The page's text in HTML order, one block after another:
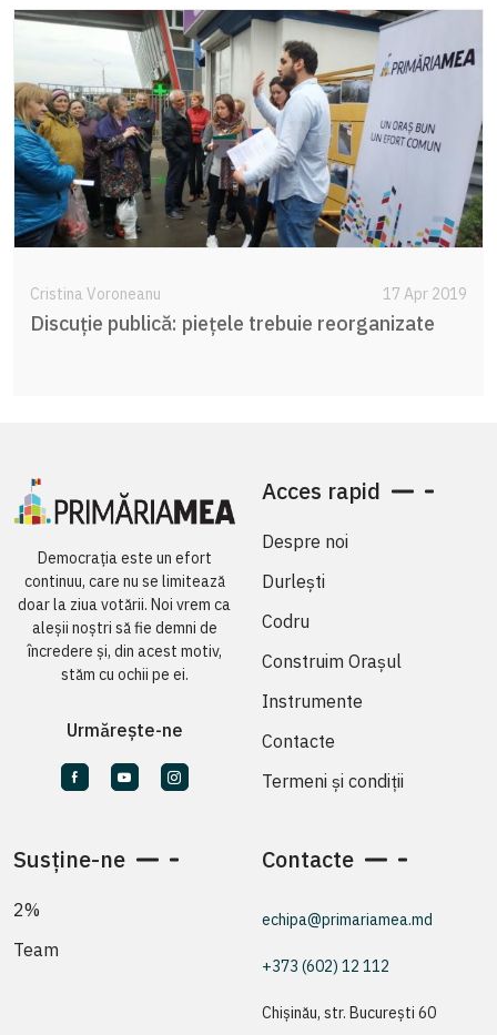
Cristina Voroneanu 17 Apr 2019
Discuție publică: piețele trebuie reorganizate
Democrația este un efort
continuu, care nu se limitează
doar la ziua votării. Noi vrem ca
aleșii noștri să fie demni de
încredere și, din acest motiv,
stăm cu ochii pe ei.
Urmărește-ne
Acces rapid
Despre noi
Durlești
Codru
Construim Orașul
Instrumente
Contacte
Termeni și condiții
Susține-ne
2%
Team
Contacte
echipa@primariamea.md
+373 (602) 12 112
Chișinău, str. București 60